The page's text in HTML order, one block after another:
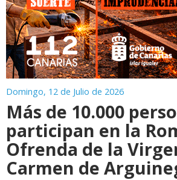
Domingo, 12 de Julio de 2026
Más de 10.000
participan en la
Ofrenda de la
Carmen de